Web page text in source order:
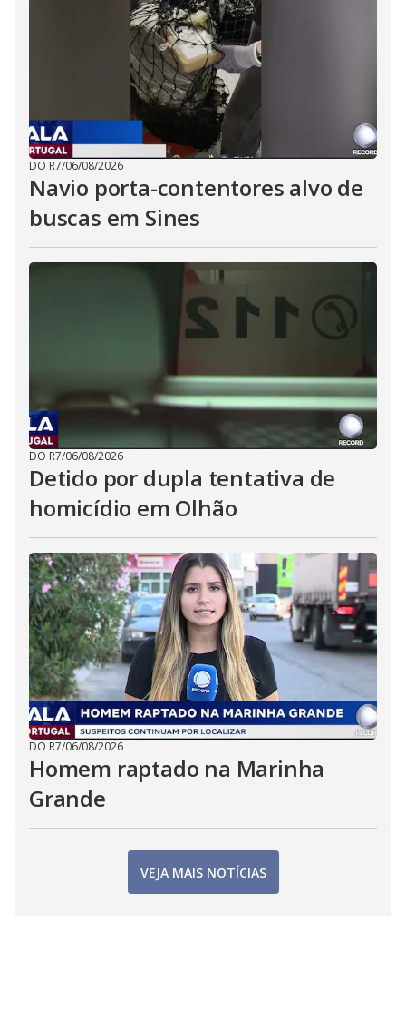
DO R7/06/08/2026
Navio porta-contentores alvo de
buscas em Sines
DO R7/06/08/2026
Detido por dupla tentativa de
homicídio em Olhão
DO R7/06/08/2026
Homem raptado na Marinha
Grande
VEJA MAIS NOTÍCIAS